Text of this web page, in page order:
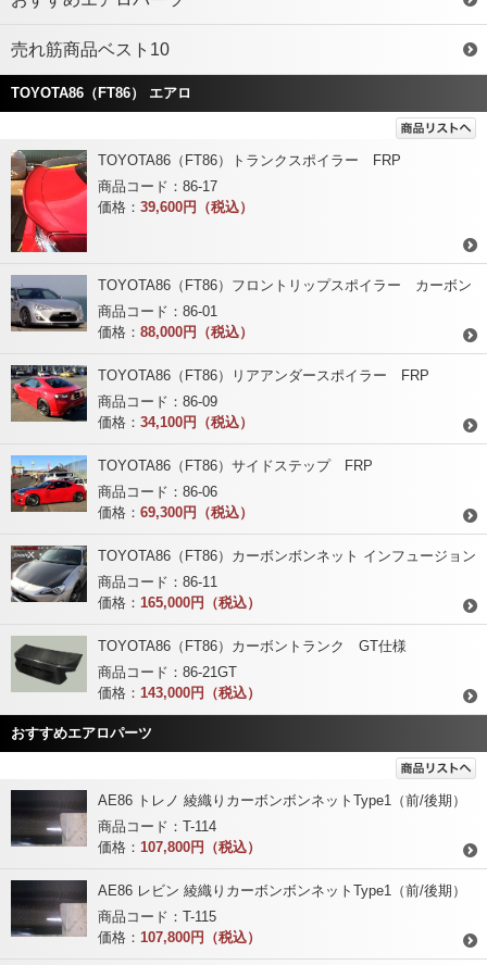
売れ筋商品ベスト10
TOYOTA86（FT86） エアロ
TOYOTA86（FT86）トランクスポイラー FRP
商品コード：86-17
価格： 39,600円（税込）
TOYOTA86（FT86）フロントリップスポイラー カーボン
商品コード：86-01
価格： 88,000円（税込）
TOYOTA86（FT86）リアアンダースポイラー FRP
商品コード：86-09
価格： 34,100円（税込）
TOYOTA86（FT86）サイドステップ FRP
商品コード：86-06
価格： 69,300円（税込）
TOYOTA86（FT86）カーボンボンネット インフュージョン
商品コード：86-11
価格： 165,000円（税込）
TOYOTA86（FT86）カーボントランク GT仕様
商品コード：86-21GT
価格： 143,000円（税込）
おすすめエアロパーツ
AE86 トレノ 綾織りカーボンボンネットType1（前/後期）
商品コード：T-114
価格： 107,800円（税込）
AE86 レビン 綾織りカーボンボンネットType1（前/後期）
商品コード：T-115
価格： 107,800円（税込）